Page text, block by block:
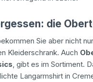
die
Sie aber nicht nur
Kleiderschrank. Auch
, gibt es im Sortiment.
Langarmshirt in